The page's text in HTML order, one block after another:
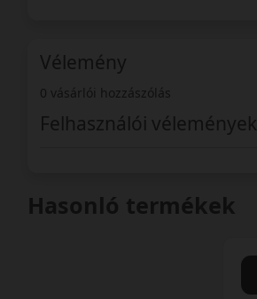
Vélemény
0 vásárlói hozzászólás
Felhasználói vélemények
Hasonló termékek